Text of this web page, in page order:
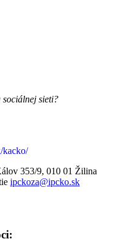
sociálnej sieti?
kacko/
353/9, 010 01 Žilina
ipckoza@ipcko.sk